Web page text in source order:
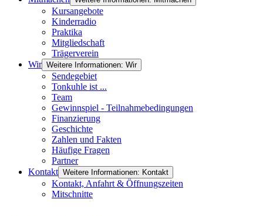
Kursangebote
Kinderradio
Praktika
Mitgliedschaft
Trägerverein
Wir Weitere Informationen: Wir
Sendegebiet
Tonkuhle ist ...
Team
Gewinnspiel - Teilnahmebedingungen
Finanzierung
Geschichte
Zahlen und Fakten
Häufige Fragen
Partner
Kontakt Weitere Informationen: Kontakt
Kontakt, Anfahrt & Öffnungszeiten
Mitschnitte